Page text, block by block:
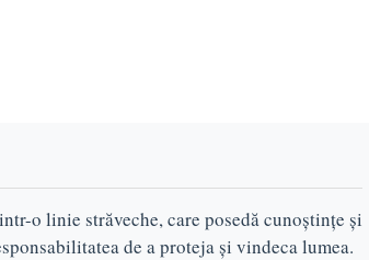
o linie străveche, care posedă cunoștințe și
de a proteja și vindeca lumea.